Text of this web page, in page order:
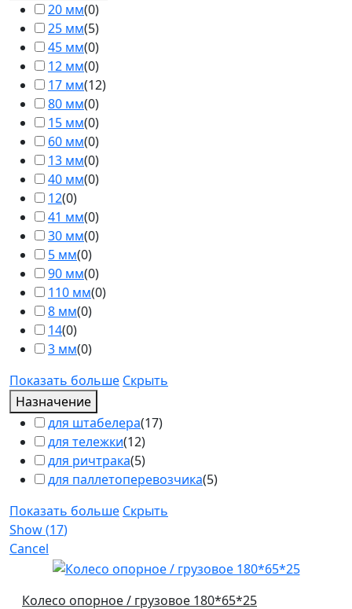
20 мм(0)
25 мм(5)
45 мм(0)
12 мм(0)
17 мм(12)
80 мм(0)
15 мм(0)
60 мм(0)
13 мм(0)
40 мм(0)
12(0)
41 мм(0)
30 мм(0)
5 мм(0)
90 мм(0)
110 мм(0)
8 мм(0)
14(0)
3 мм(0)
Показать больше Скрыть
Назначение
для штабелера(17)
для тележки(12)
для ричтрака(5)
для паллетоперевозчика(5)
Показать больше Скрыть
Show(17)
Cancel
Колесо опорное / грузовое 180*65*25